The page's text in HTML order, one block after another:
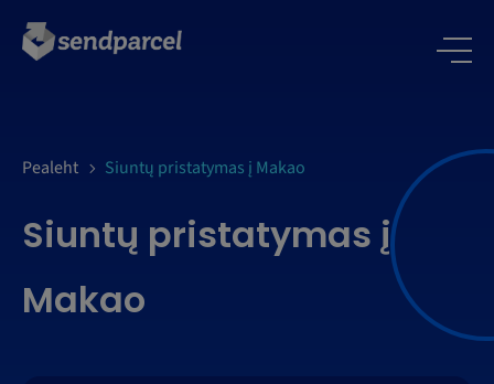
Pealeht Siuntų pristatymas į Makao
Siuntų pristatymas į
Makao